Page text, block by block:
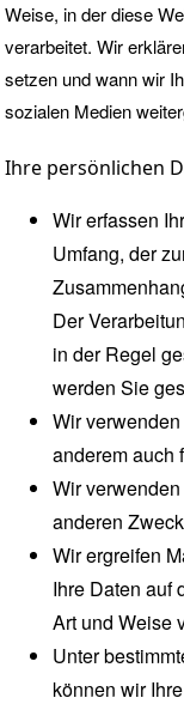
Weise, in der diese
verarbeitet. Wir
setzen und wann wir
sozialen Medien
Ihre persönlichen
Wir erfassen
Umfang, der
Der
in der Regel
werden Sie
Wir
anderem auch
Wir
anderen
Wir ergreifen
Ihre Daten auf
Art und Weise
Unter
können wir